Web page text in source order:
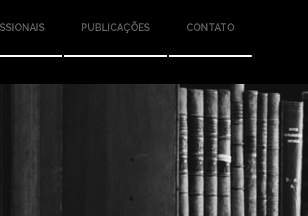
PUBLICAÇÕES CONTATO